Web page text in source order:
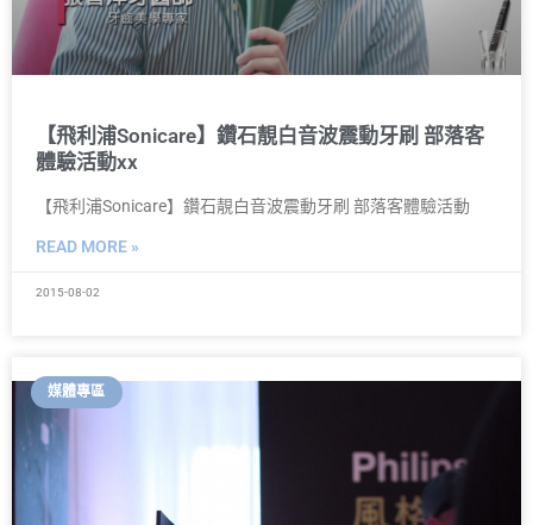
【飛利浦Sonicare】鑽石靚白音波震動牙刷 部落客
體驗活動xx
【飛利浦Sonicare】鑽石靚白音波震動牙刷 部落客體驗活動
READ MORE »
2015-08-02
媒體專區